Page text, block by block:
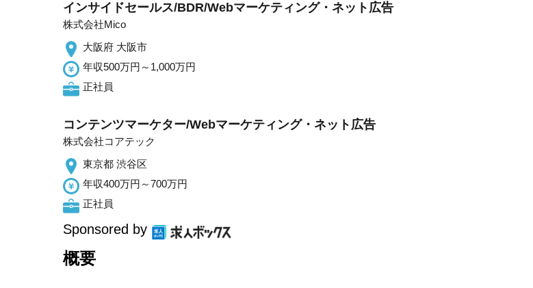
インサイドセールス/BDR/Webマーケティング・ネット広告
株式会社Mico
大阪府 大阪市
年収500万円～1,000万円
正社員
コンテンツマーケター/Webマーケティング・ネット広告
株式会社コアテック
東京都 渋谷区
年収400万円～700万円
正社員
Sponsored by
概要